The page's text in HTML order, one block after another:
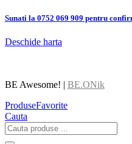
Sunati la 0752 069 909 pentru
Deschide harta
BE Awesome! | BE.ONik
ProduseFavorite
Cauta